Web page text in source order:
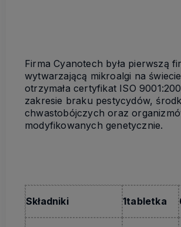
Firma Cyanotech była pierwszą
wytwarzającą mikroalgi na
otrzymała certyfikat ISO
zakresie braku pestycydów,
chwastobójczych oraz
modyfikowanych genetycznie.
Składniki 1tabletka